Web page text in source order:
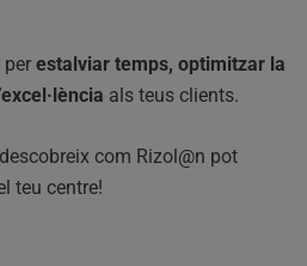
per estalviar temps, optimitzar la
als teus clients.
com Rizol@n pot
teu centre!